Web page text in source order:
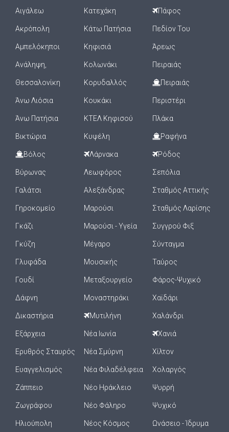
Αιγάλεω
Ακρόπολη
Αμπελόκηποι
Ανάληψη,
Θεσσαλονίκη
Άνω Λιόσια
Άνω Πατήσια
Βικτώρια
Βόλος
Βύρωνας
Γαλάτσι
Γηροκομείο
Γκάζι
Γκύζη
Γλυφάδα
Γουδί
Δάφνη
Δικαστήρια
Εξάρχεια
Ερυθρός Σταυρός
Ευαγγελισμός
Ζάππειο
Ζωγράφου
Ηλιούπολη
Κατεχάκη
Κάτω Πατήσια
Κηφισιά
Κολωνάκι
Κορυδαλλός
Κουκάκι
ΚΤΕΛ Κηφισού
Κυψέλη
Λάρνακα
Λεωφόρος
Αλεξάνδρας
Μαρούσι
Μαρούσι - Υγεία
Μέγαρο
Μουσικής
Μεταξουργείο
Μοναστηράκι
Μυτιλήνη
Νέα Ιωνία
Νέα Σμύρνη
Νέα Φιλαδέλφεια
Νέο Ηράκλειο
Νέο Φάληρο
Νέος Κόσμος
Πάφος
Πεδίον Του
Άρεως
Πειραιάς
Πειραιάς
Περιστέρι
Πλάκα
Ραφήνα
Ρόδος
Σεπόλια
Σταθμός Αττικής
Σταθμός Λαρίσης
Συγγρού Φιξ
Σύνταγμα
Ταύρος
Φάρος-Ψυχικό
Χαϊδάρι
Χαλάνδρι
Χανιά
Χίλτον
Χολαργός
Ψυρρή
Ψυχικό
Ωνάσειο - Ίδρυμα